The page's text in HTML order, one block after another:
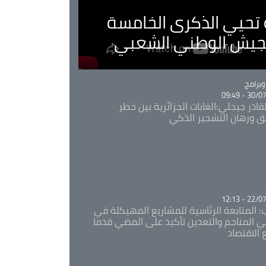
تحيي الذكرى الخامسة
الوطني الشعبي
30/07/
جيجلي:الغابات الجزائرية بين خطر
ورهان التشجير الذكي
22/07/
المتابعة الرئاسية للمشاريع المهيكلة في
المناجم والتعدين تأكيد على المضي قدما
الاقتصاد